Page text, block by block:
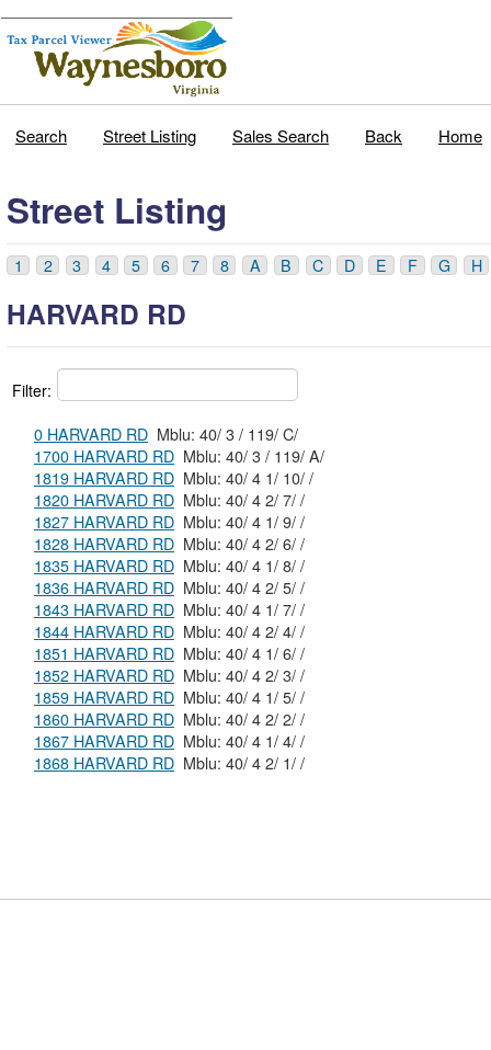
Search Street Listing Sales Search Back Home
Street Listing
1 2 3 4 5 6 7 8 A B C D E F G H
HARVARD RD
Filter:
0 HARVARD RD
Mblu: 40/ 3 / 119/ C/
1700 HARVARD RD
Mblu: 40/ 3 / 119/ A/
1819 HARVARD RD
Mblu: 40/ 4 1/ 10/ /
1820 HARVARD RD
Mblu: 40/ 4 2/ 7/ /
1827 HARVARD RD
Mblu: 40/ 4 1/ 9/ /
1828 HARVARD RD
Mblu: 40/ 4 2/ 6/ /
1835 HARVARD RD
Mblu: 40/ 4 1/ 8/ /
1836 HARVARD RD
Mblu: 40/ 4 2/ 5/ /
1843 HARVARD RD
Mblu: 40/ 4 1/ 7/ /
1844 HARVARD RD
Mblu: 40/ 4 2/ 4/ /
1851 HARVARD RD
Mblu: 40/ 4 1/ 6/ /
1852 HARVARD RD
Mblu: 40/ 4 2/ 3/ /
1859 HARVARD RD
Mblu: 40/ 4 1/ 5/ /
1860 HARVARD RD
Mblu: 40/ 4 2/ 2/ /
1867 HARVARD RD
Mblu: 40/ 4 1/ 4/ /
1868 HARVARD RD
Mblu: 40/ 4 2/ 1/ /